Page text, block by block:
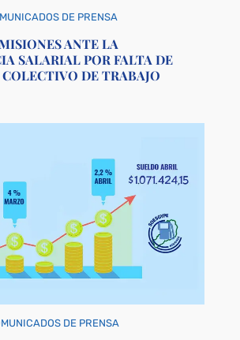
DE PRENSA
ANTE LA
SALARIAL POR FALTA DE
DE TRABAJO
DE PRENSA